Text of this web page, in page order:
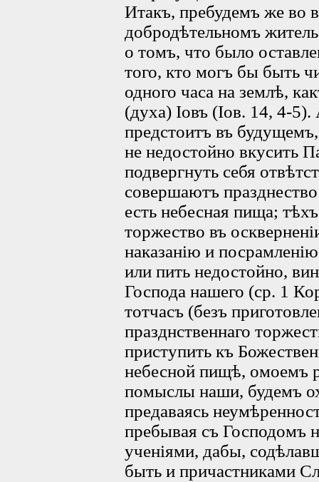
Итакъ, пребудемъ же во
добродѣтельномъ
о томъ, что было
того, кто могъ бы быть
одного часа на землѣ,
(духа) Іовъ (Іов. 14, 4-
предстоитъ въ
не недостойно вкусить
подвергнуть себя
совершаютъ
есть небесная пища;
торжество въ
наказанію и
или пить недостойно,
Господа нашего (ср. 1
тотчасъ (безъ
празднственнаго
приступить къ
небесной пищѣ, омоемъ
помыслы наши, будемъ
предаваясь
пребывая съ Господомъ
ученіями, дабы,
быть и причастниками